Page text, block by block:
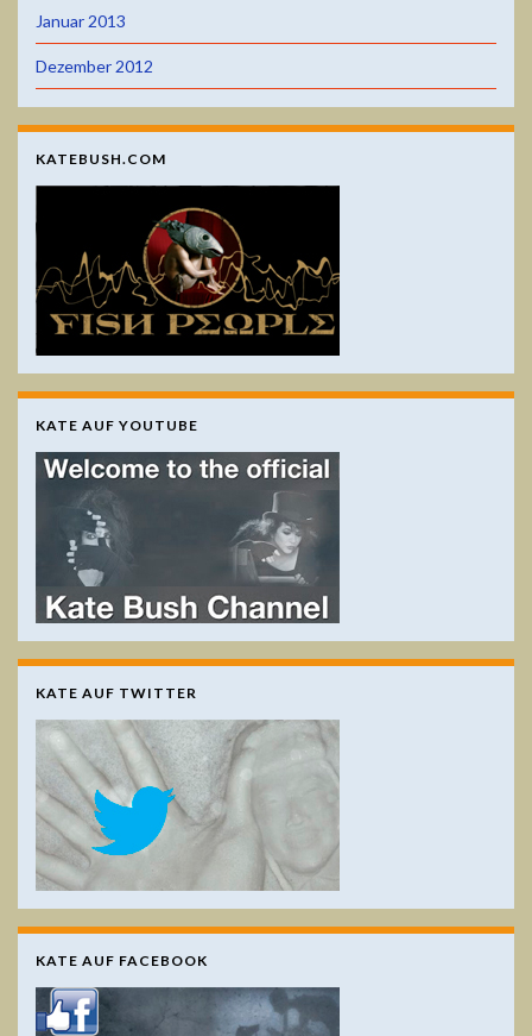
Januar 2013
Dezember 2012
KATEBUSH.COM
KATE AUF YOUTUBE
KATE AUF TWITTER
KATE AUF FACEBOOK